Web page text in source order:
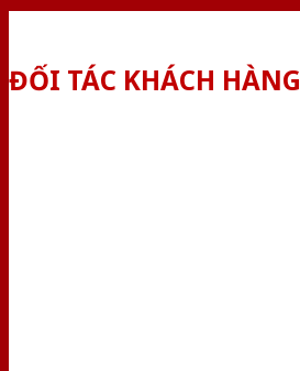
ĐỐI TÁC KHÁCH HÀNG